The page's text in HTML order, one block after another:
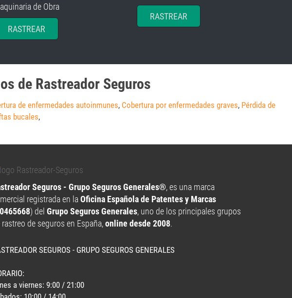
de Obra
RASTREAR
RASTREAR
de Rastreador Seguros
de enfermedades autoinmunes, Cobertura por enfermedades graves, Pérdida de
bucales,
Seguros - Grupo Seguros Generales®, es una marca
registrada en laOficina Española de Patentes y Marcas
) del Grupo Seguros Generales, uno de los principales grupos
rastreo de seguros en España,online desde 2008.
SEGUROS - GRUPO SEGUROS GENERALES
a viernes: 9:00 / 21:00